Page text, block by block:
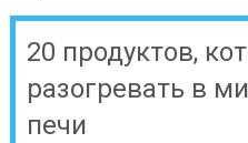
20 продуктов,
разогревать в
печи